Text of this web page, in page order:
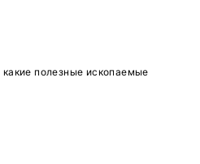
полезные ископаемые